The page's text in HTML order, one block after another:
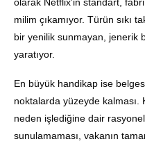
milim çıkamıyor. Türün sıkı
bir yenilik sunmayan, jenerik
yaratıyor.
En büyük handikap ise
noktalarda yüzeyde kalması.
neden işlediğine dair
sunulamaması, vakanın